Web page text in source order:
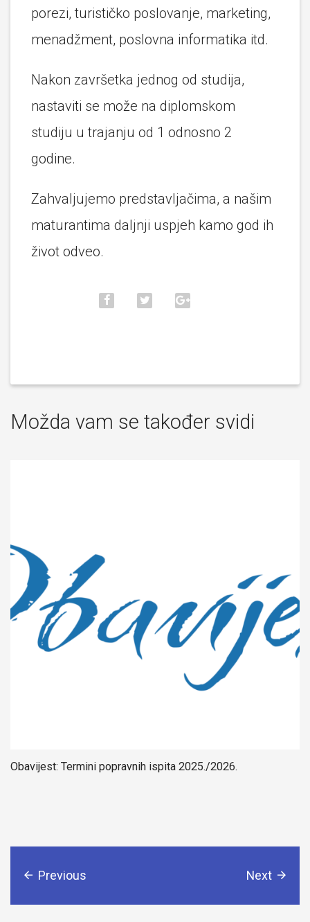
porezi, turističko poslovanje, marketing,
menadžment, poslovna informatika itd.
Nakon završetka jednog od studija,
nastaviti se može na diplomskom
studiju u trajanju od 1 odnosno 2
godine.
Zahvaljujemo predstavljačima, a našim
maturantima daljnji uspjeh kamo god ih
život odveo.
Možda vam se također svidi
Obavijest: Termini popravnih ispita 2025./2026.
Previous Next